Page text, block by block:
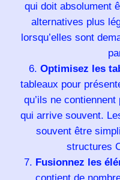
qui doit absolument
alternatives plus
lorsqu’elles sont
Optimisez les
tableaux pour
qu’ils ne
qui arrive souvent.
souvent être
structures
Fusionnez les